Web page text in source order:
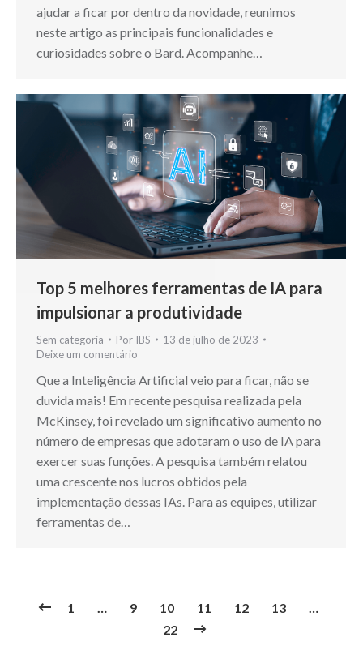
ajudar a ficar por dentro da novidade, reunimos
neste artigo as principais funcionalidades e
curiosidades sobre o Bard. Acompanhe…
Top 5 melhores ferramentas de IA para
impulsionar a produtividade
Sem categoria Por IBS
13 de julho de 2023
Deixe um comentário
Que a Inteligência Artificial veio para ficar, não se
duvida mais! Em recente pesquisa realizada pela
McKinsey, foi revelado um significativo aumento no
número de empresas que adotaram o uso de IA para
exercer suas funções. A pesquisa também relatou
uma crescente nos lucros obtidos pela
implementação dessas IAs. Para as equipes, utilizar
ferramentas de…
1 … 9 10 11 12 13
…
22